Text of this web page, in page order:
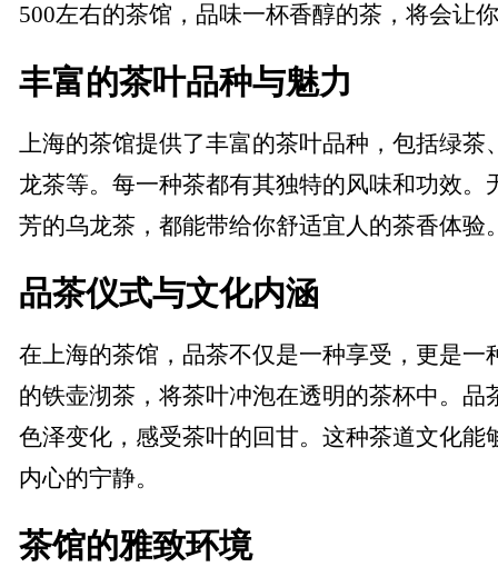
500左右的茶馆，品味一杯香醇的茶，将会让
丰富的茶叶品种与魅力
上海的茶馆提供了丰富的茶叶品种，包括绿茶
龙茶等。每一种茶都有其独特的风味和功效。
芳的乌龙茶，都能带给你舒适宜人的茶香体验
品茶仪式与文化内涵
在上海的茶馆，品茶不仅是一种享受，更是一
的铁壶沏茶，将茶叶冲泡在透明的茶杯中。品
色泽变化，感受茶叶的回甘。这种茶道文化能
内心的宁静。
茶馆的雅致环境